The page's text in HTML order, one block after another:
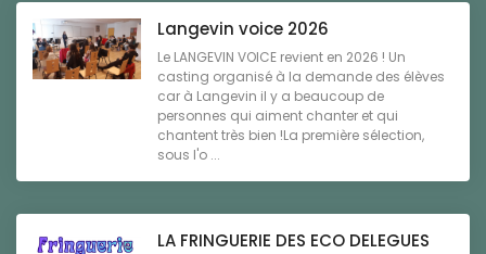
Langevin voice 2026
Le LANGEVIN VOICE revient en 2026 ! Un
casting organisé à la demande des élèves
car à Langevin il y a beaucoup de
personnes qui aiment chanter et qui
chantent très bien !La première sélection,
sous l'o ...
LA FRINGUERIE DES ECO DELEGUES